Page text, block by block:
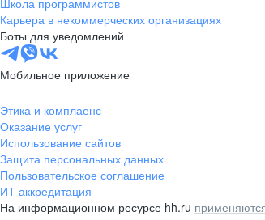
Школа программистов
Карьера в некоммерческих организациях
Боты для уведомлений
Мобильное приложение
Этика и комплаенс
Оказание услуг
Использование сайтов
Защита персональных данных
Пользовательское соглашение
ИТ аккредитация
На информационном ресурсе hh.ru